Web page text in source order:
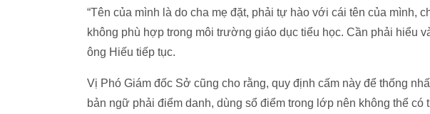
“Tên của mình là do cha mẹ đặt, phải tự hào với cái tên của mình,
không phù hợp trong môi trường giáo dục tiểu học. Cần phải hiểu
ông Hiếu tiếp tục.
Vị Phó Giám đốc Sở cũng cho rằng, quy định cấm này để thống
bản ngữ phải điểm danh, dùng sổ điểm trong lớp nên không thể có